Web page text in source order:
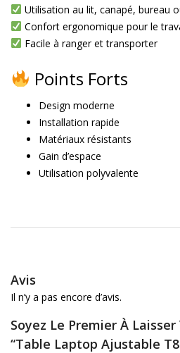
Utilisation au lit, canapé, bureau
Confort ergonomique pour le
Facile à ranger et transporter
Points Forts
Design moderne
Installation rapide
Matériaux résistants
Gain d’espace
Utilisation polyvalente
Avis
Il n’y a pas encore d’avis.
Soyez Le Premier À
“Table Laptop Ajustable